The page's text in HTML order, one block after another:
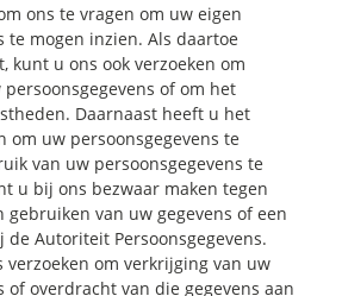
ons te vragen om uw eigen
te mogen inzien. Als daartoe
kunt u ons ook verzoeken om
of om het
Daarnaast heeft u het
om uw persoonsgegevens te
van uw persoonsgegevens te
u bij ons bezwaar maken tegen
gebruiken van uw gegevens of een
Autoriteit Persoonsgegevens.
verzoeken om verkrijging van uw
of overdracht van die gegevens aan